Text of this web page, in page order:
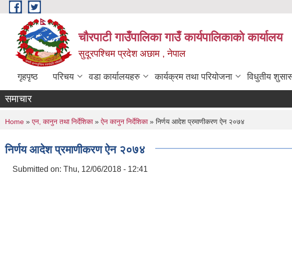
Skip to main content
चौरपाटी गाउँपालिका गाउँ कार्यपालिकाकाे कार्यालय
सुदूरपश्चिम प्रदेश अछाम , नेपाल
गृहपृष्ठ परिचय वडा कार्यालयहरु कार्यक्रम तथा परियोजना विधुतीय
समाचार
You are here
Home » एन, कानुन तथा निर्देशिका» ऐन कानुन निर्देशिका» निर्णय आदेश प्रमाणीकरण ऐन २०७४
निर्णय आदेश प्रमाणीकरण ऐन २०७४
Submitted on: Thu, 12/06/2018 - 12:41